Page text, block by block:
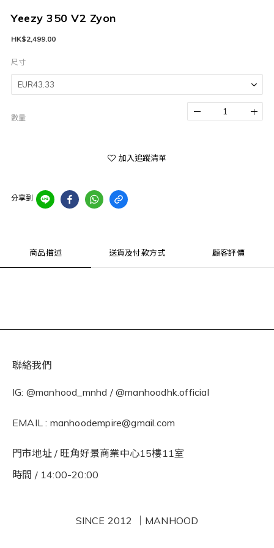
Yeezy 350 V2 Zyon
HK$2,499.00
尺寸
數量
加入追蹤清單
分享到
商品描述 送貨及付款方式 顧客評價
聯絡我們
IG: @manhood_mnhd / @manhoodhk.official
EMAIL : manhoodempire@gmail.com
門市地址 / 旺角好景商業中心15樓11室
時間 / 14:00-20:00
SINCE 2012 ｜MANHOOD